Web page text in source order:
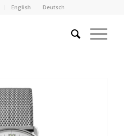
English Deutsch